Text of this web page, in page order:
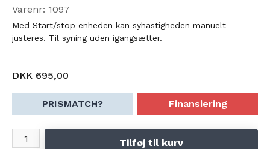
Varenr: 1097
Med Start/stop enheden kan syhastigheden manuelt
justeres. Til syning uden igangsætter.
DKK 695,00
PRISMATCH? Finansiering
Tilføj til kurv